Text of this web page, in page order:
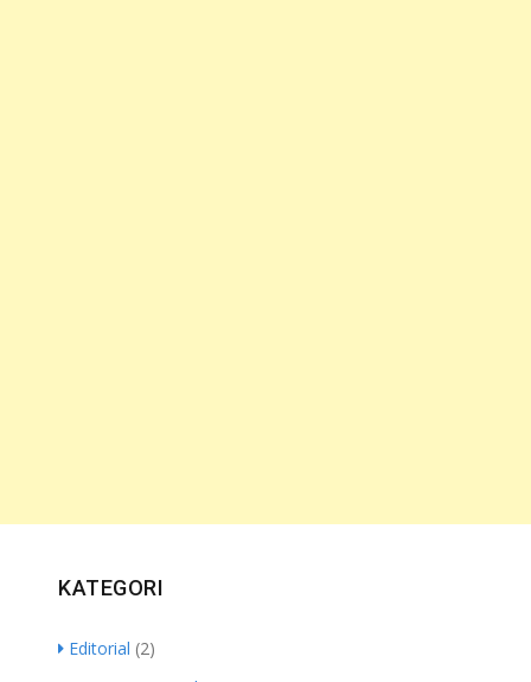
KATEGORI
Editorial (2)